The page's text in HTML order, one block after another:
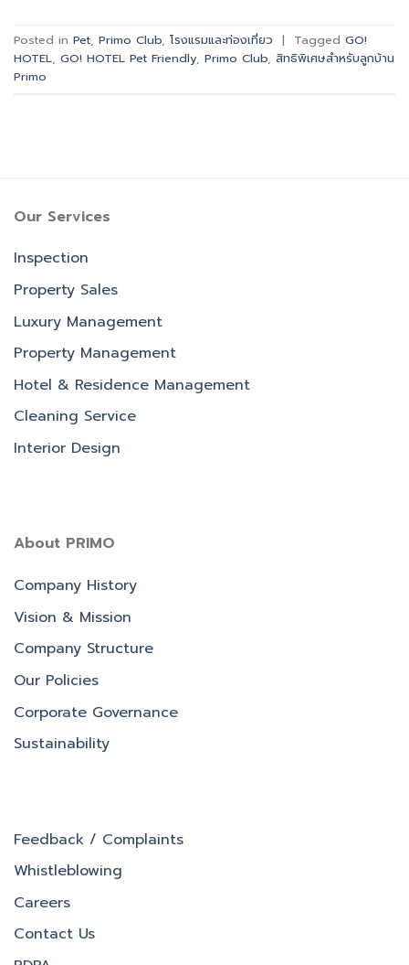
Posted in Pet, Primo Club, โรงแรมและท่องเที่ยว | Tagged GO!
HOTEL, GO! HOTEL Pet Friendly, Primo Club, สิทธิพิเศษสำหรับลูกบ้าน
Primo
Our Services
Inspection
Property Sales
Luxury Management
Property Management
Hotel & Residence Management
Cleaning Service
Interior Design
About PRIMO
Company History
Vision & Mission
Company Structure
Our Policies
Corporate Governance
Sustainability
Feedback / Complaints
Whistleblowing
Careers
Contact Us